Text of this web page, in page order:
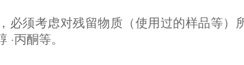
必须考虑对残留物质（使用过的样品等）
丙酮等。